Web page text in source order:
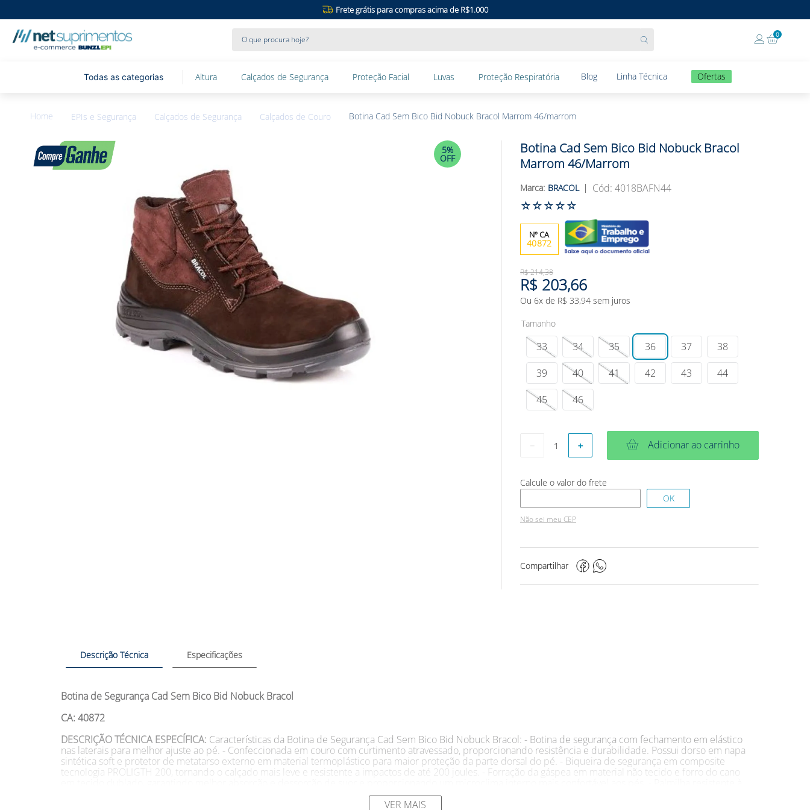
Frete grátis para compras acima de R$1.000
0
Altura Calçados de Segurança Proteção Facial Luvas Proteção Respiratória Blog Linha Técnica Ofertas
EPIs e Segurança Calçados de Segurança Calçados de Couro Botina Cad Sem Bico Bid Nobuck Bracol Marrom 46/marrom
5%
OFF
Botina Cad Sem Bico Bid Nobuck Bracol
Marrom 46/marrom
BRACOL : 4018BAFN44
☆☆☆☆☆
40872
R$214,38
R$ 203,66
Ou 6x de R$ 33,94 sem juros
Tamanho
33 34 35 36 37
38
39
40 41 42 43
44
45
46
＋ Adicionar ao carrinho
Não sei meu CEP
Compartilhar
Descrição Técnica Especificações
Botina de Segurança Cad Sem Bico Bid Nobuck Bracol
CA: 40872
DESCRIÇÃO TÉCNICA ESPECÍFICA: Características da Botina de Segurança Cad Sem Bico Bid Nobuck Bracol: - Botina de segurança com fechamento em elástico
nas laterais para melhor ajuste ao pé. - Confeccionada em couro com curtimento atravessado, proporcionando resistência e durabilidade. Possui dorso em napa
sintética soft e protetor de metatarso externo em material termoplástico para maior proteção da parte dorsal do pé. - Biqueira de segurança em composite
tecnologia PROLIGTH 200, tornando o calçado mais leve e resistente a impactos de até 200 joules. - Forração da gáspea em material não tecido e forro do cano
perfuração, flexível e com total conforto ao usuário, protegendo 100% da área plantar dos pés. A sobrepalmilha SOFTSYSTEM em EVA Soft com excelente
memória e espessura de 4 mm traz ainda mais conforto ao calçado. - Solado bidensidade constituído de duas camadas de poliuretano (PU) expandido e
VER MAIS